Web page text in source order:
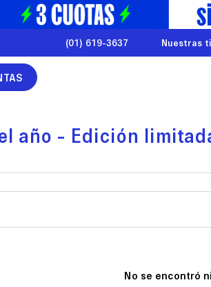
(01) 619-3637 Nuestras
año - Edición
No se encontró